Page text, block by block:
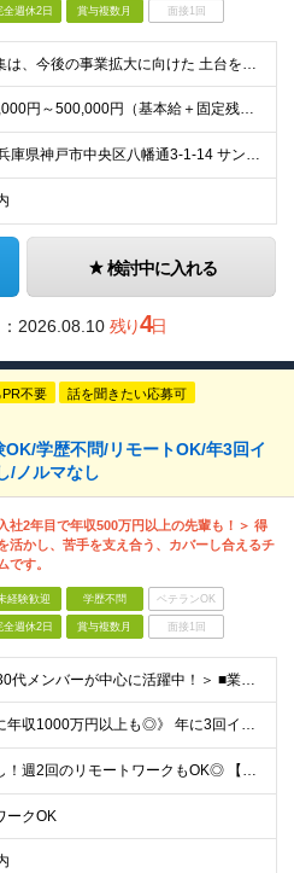
全週休2日 賞与複数月 面接1回
今回の募集は、今後の事業拡大に向けた 土台を築いていくための"増員"募集です。 急な欠員や業務過多が理由の急募ではなく、 先を見据えた『育成前提』の採用なので、 少しでも興味があればぜひご応募くださ
■月給350,000円～500,000円（基本給＋固定残業代＋その他手当）＋インセンティブ ∟基本給268,400円～411,700円 固定残業代57,600円～88,300円（28時間分）
【本社】 兵庫県神戸市中央区八幡通3-1-14 サンシポートビル6F ★転居を伴う転勤はありません ＜アクセス＞ ・海岸線「三宮・花時計前駅」より徒歩2分 ・阪神本線「神戸三宮駅」より徒歩6分 ・阪
検討中に入れる
2026.08.10 残り4日
PR不要 話を聞きたい応募可
学歴不問/リモートOK/年3回イ
/ノルマなし
社2年目で年収500万円以上の先輩も！＞ 得
活かし、苦手を支え合う、カバーし合えるチ
です。
経験歓迎 学歴不問 ベテランOK
全週休2日 賞与複数月 面接1回
＜20代〜30代メンバーが中心に活躍中！＞ ■業界・職種未経験OK！第二新卒歓迎 ■学歴不問 ＜こんな方にピッタリです！＞ ・販売や接客の経験を活かしてオフィスワークデビューしたい方 ・厳しいノルマ
《将来的に年収1000万円以上も◎》 年に3回インセンティブの支給タイミングがあります。 入社2年目で年間150万円のインセンティブをゲットしている先輩も◎ 個人のノルマはありませんが、チームで協力
★転勤なし！週2回のリモートワークもOK◎ 【本社】 東京都中央区日本橋蛎殻町1-8-2 ※(変更の範囲)上記を除く当社関連勤務地
ークOK